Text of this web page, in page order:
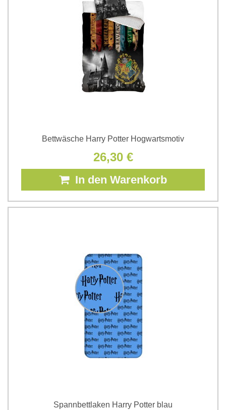
Bettwäsche Harry Potter Hogwartsmotiv
26,30 €
In den Warenkorb
Spannbettlaken Harry Potter blau